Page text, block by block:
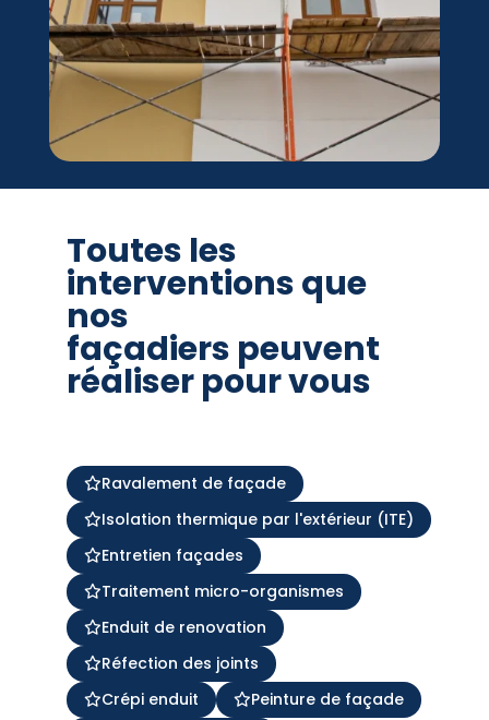
Toutes les
interventions que
nos
façadiers peuvent
réaliser pour vous
Ravalement de façade
Isolation thermique par l'extérieur (ITE)
Entretien façades
Traitement micro-organismes
Enduit de renovation
Réfection des joints
Crépi enduit
Peinture de façade